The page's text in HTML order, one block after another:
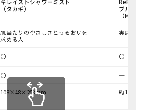
キレイストシャワーミスト
（タカギ）
ReFa
ブル U
（MTG）
肌当たりのやさしさとうるおいを
求める人
実店舗で
〇 〇
〇
─
108×48×253mm 約